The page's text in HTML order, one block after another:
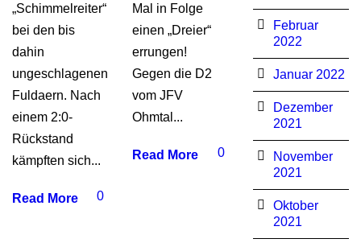
„Schimmelreiter“
bei den bis
dahin
ungeschlagenen
Fuldaern. Nach
einem 2:0-
Rückstand
kämpften sich...
Read More 0
Mal in Folge
einen „Dreier“
errungen!
Gegen die D2
vom JFV
Ohmtal...
Read More 0
Februar
2022
Januar 2022
Dezember
2021
November
2021
Oktober
2021